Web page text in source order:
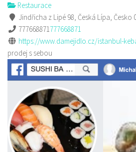
Restaurace
Jindřicha z Lipé 98, Česká Lípa, Česko
777668871777668871
https://www.damejidlo.cz/istanbul-
prodej s sebou